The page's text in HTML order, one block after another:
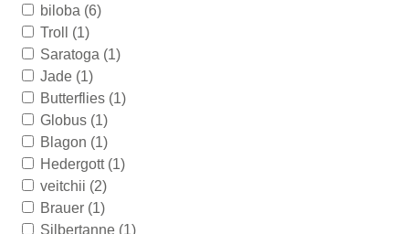
biloba (6)
Troll (1)
Saratoga (1)
Jade (1)
Butterflies (1)
Globus (1)
Blagon (1)
Hedergott (1)
veitchii (2)
Brauer (1)
Silbertanne (1)